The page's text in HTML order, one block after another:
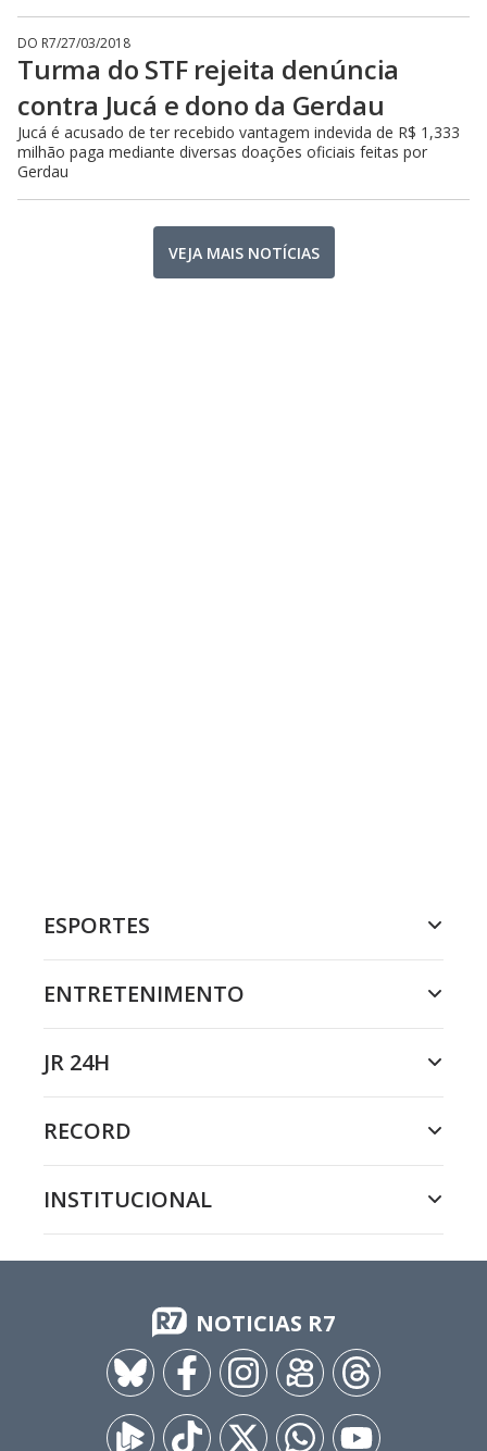
DO R7/27/03/2018
Turma do STF rejeita denúncia
contra Jucá e dono da Gerdau
Jucá é acusado de ter recebido vantagem indevida de R$ 1,333
milhão paga mediante diversas doações oficiais feitas por
Gerdau
VEJA MAIS NOTÍCIAS
ESPORTES
ENTRETENIMENTO
JR 24H
RECORD
INSTITUCIONAL
NOTICIAS R7